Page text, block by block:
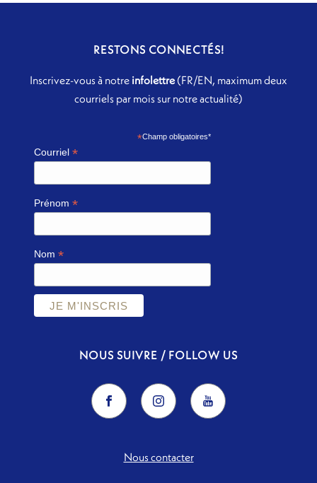
RESTONS CONNECTÉS!
Inscrivez-vous à notre infolettre(FR/EN, maximum deux
courriels par mois sur notre actualité)
*Champ obligatoires*
Courriel*
Prénom*
Nom*
NOUS SUIVRE / FOLLOW US
Nous contacter